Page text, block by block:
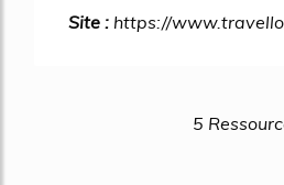
Site : https://
5